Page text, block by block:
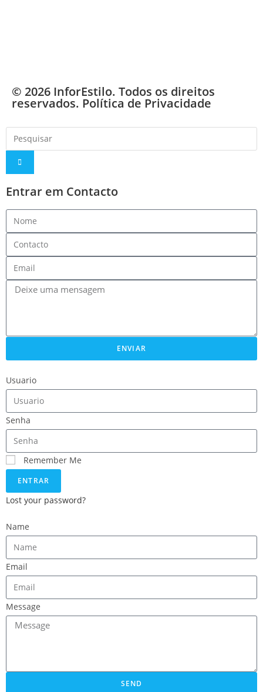
© 2026 InforEstilo. Todos os direitos
reservados. Política de Privacidade
Entrar em Contacto
ENVIAR
Usuario
Senha
Remember Me
ENTRAR
Lost your password?
Name
Email
Message
SEND